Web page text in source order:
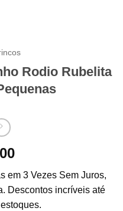
Rodio Rubelita
em 3 Vezes Sem Juros,
Descontos incríveis até